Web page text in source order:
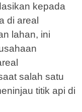
kepada
di areal
lahan, ini
salah satu
titik api di